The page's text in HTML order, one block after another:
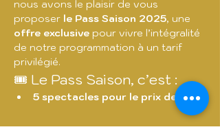
nous avons le plaisir de vous
proposer le Pass Saison 2025, une
offre exclusive pour vivre l’intégralité
de notre programmation à un tarif
privilégié.
🎟️ Le Pass Saison, c’est :
5 spectacles pour le prix de 4